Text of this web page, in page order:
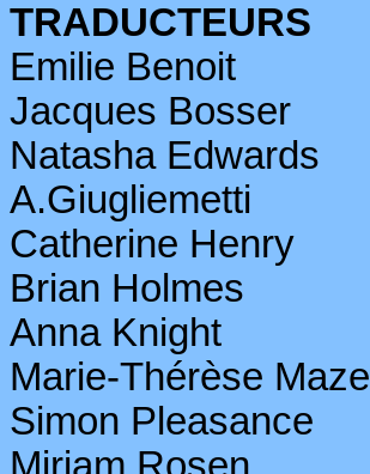
TRADUCTEURS
Emilie Benoit
Jacques Bosser
Natasha Edwards
A.Giugliemetti
Catherine Henry
Brian Holmes
Anna Knight
Marie-Thérèse Mazel
Simon Pleasance